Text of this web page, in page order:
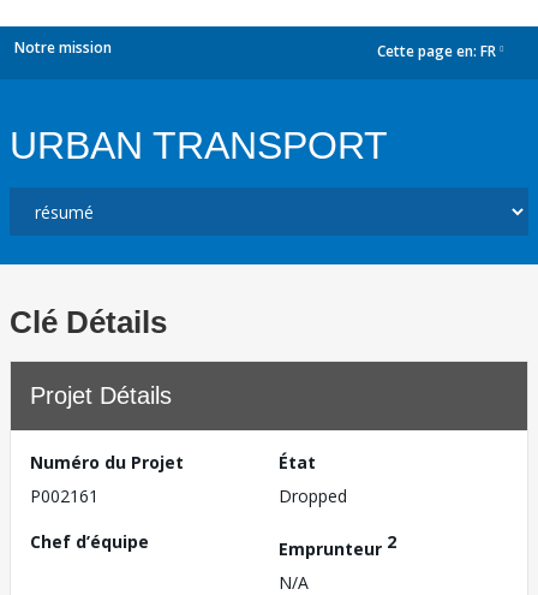
Notre mission Cette page en: FR
URBAN TRANSPORT
Clé Détails
Projet Détails
Numéro du Projet
P002161
État
Dropped
Chef d’équipe
Emprunteur 2
N/A